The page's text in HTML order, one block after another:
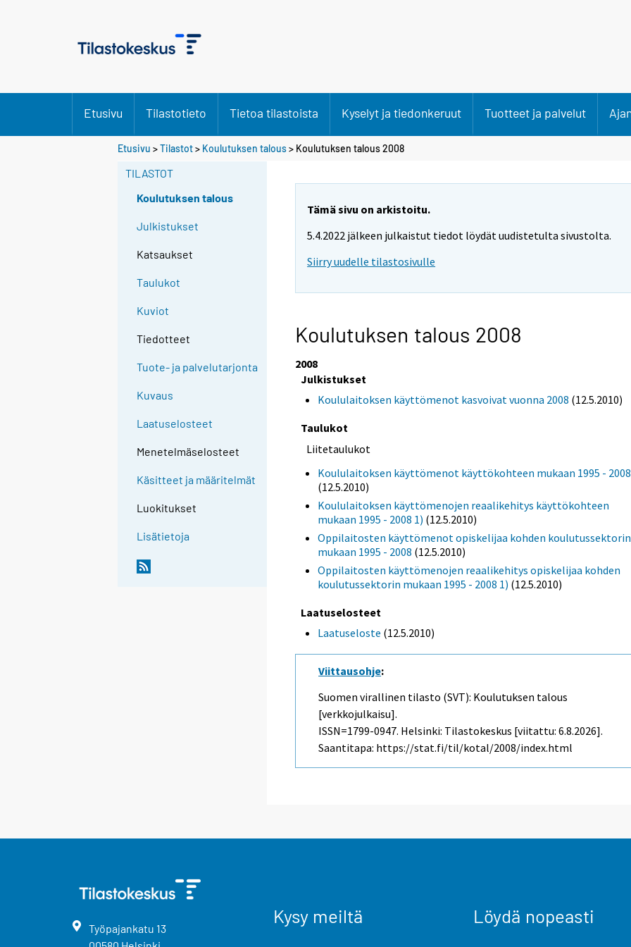
Etusivu Tilastotieto Tietoa tilastoista Kyselyt ja tiedonkeruut Tuotteet ja palvelut
Etusivu >Tilastot> Koulutuksen talous> Koulutuksen talous 2008
TILASTOT
Koulutuksen talous
Julkistukset
Katsaukset
Taulukot
Kuviot
Tiedotteet
Tuote- ja palvelutarjonta
Kuvaus
Laatuselosteet
Menetelmäselosteet
Käsitteet ja määritelmät
Luokitukset
Lisätietoja
Tämä sivu on arkistoitu.
5.4.2022 jälkeen julkaistut tiedot löydät uudistetulta sivustolta.
Siirry uudelle tilastosivulle
Koulutuksen talous 2008
2008
Julkistukset
Koululaitoksen käyttömenot kasvoivat vuonna 2008 (12.5.2010)
Taulukot
Liitetaulukot
Koululaitoksen käyttömenot käyttökohteen mukaan 1995 - 2008
(12.5.2010)
Koululaitoksen käyttömenojen reaalikehitys käyttökohteen
mukaan 1995 - 2008 1) (12.5.2010)
Oppilaitosten käyttömenot opiskelijaa kohden koulutussektorin
mukaan 1995 - 2008 (12.5.2010)
Oppilaitosten käyttömenojen reaalikehitys opiskelijaa kohden
koulutussektorin mukaan 1995 - 2008 1) (12.5.2010)
Laatuselosteet
Laatuseloste (12.5.2010)
Viittausohje:
Suomen virallinen tilasto (SVT): Koulutuksen talous
[verkkojulkaisu].
ISSN=1799-0947. Helsinki: Tilastokeskus [viitattu: 6.8.2026].
Saantitapa: https://stat.fi/til/kotal/2008/index.html
Työpajankatu 13
Kysy meiltä Löydä nopeasti